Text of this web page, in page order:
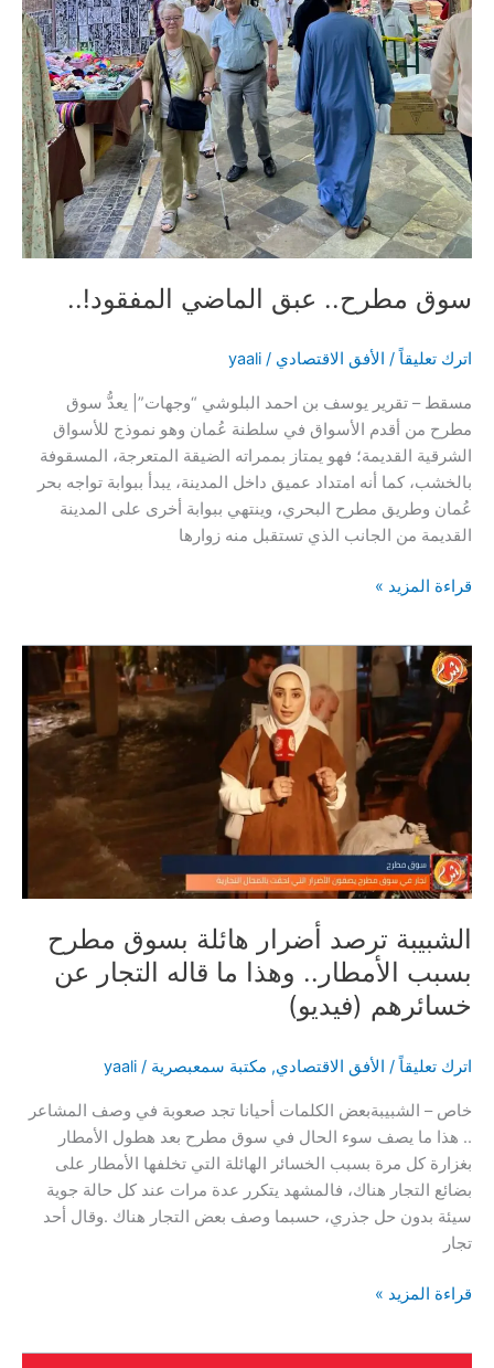
سوق مطرح.. عبق الماضي المفقود!..
اترك تعليقاً / الأفق الاقتصادي /
yaali
مسقط – تقرير يوسف بن احمد البلوشي “وجهات”| يعدُّ سوق
مطرح من أقدم الأسواق في سلطنة عُمان وهو نموذج للأسواق
الشرقية القديمة؛ فهو يمتاز بممراته الضيقة المتعرجة، المسقوفة
بالخشب، كما أنه امتداد عميق داخل المدينة، يبدأ ببوابة تواجه بحر
عُمان وطريق مطرح البحري، وينتهي ببوابة أخرى على المدينة
القديمة من الجانب الذي تستقبل منه زوارها
سوق
الماضي
المفقود!..
قراءة المزيد »
الشبيبة ترصد أضرار هائلة بسوق مطرح
بسبب الأمطار.. وهذا ما قاله التجار عن
خسائرهم (فيديو)
اترك تعليقاً / الأفق الاقتصادي, مكتبة سمعبصرية /
yaali
خاص – الشبيبةبعض الكلمات أحيانا تجد صعوبة في وصف المشاعر
.. هذا ما يصف سوء الحال في سوق مطرح بعد هطول الأمطار
بغزارة كل مرة بسبب الخسائر الهائلة التي تخلفها الأمطار على
بضائع التجار هناك، فالمشهد يتكرر عدة مرات عند كل حالة جوية
سيئة بدون حل جذري، حسبما وصف بعض التجار هناك .وقال أحد
تجار
الشبيبة
قراءة المزيد »